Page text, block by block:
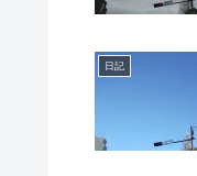
日記